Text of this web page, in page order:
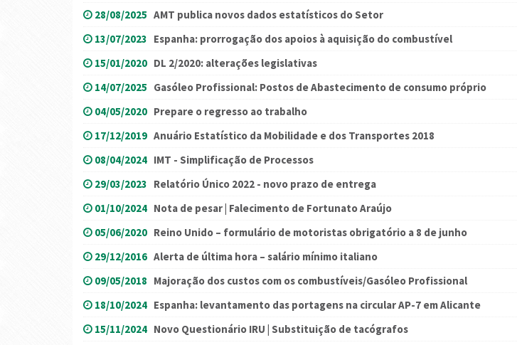
28/08/2025 AMT publica novos dados estatísticos do Setor
13/07/2023 Espanha: prorrogação dos apoios à aquisição do combustível
15/01/2020 DL 2/2020: alterações legislativas
14/07/2025 Gasóleo Profissional: Postos de Abastecimento de consumo próprio
04/05/2020 Prepare o regresso ao trabalho
17/12/2019 Anuário Estatístico da Mobilidade e dos Transportes 2018
08/04/2024 IMT - Simplificação de Processos
29/03/2023 Relatório Único 2022 - novo prazo de entrega
01/10/2024 Nota de pesar | Falecimento de Fortunato Araújo
05/06/2020 Reino Unido – formulário de motoristas obrigatório a 8 de junho
29/12/2016 Alerta de última hora – salário mínimo italiano
09/05/2018 Majoração dos custos com os combustíveis/Gasóleo Profissional
18/10/2024 Espanha: levantamento das portagens na circular AP-7 em Alicante
15/11/2024 Novo Questionário IRU | Substituição de tacógrafos